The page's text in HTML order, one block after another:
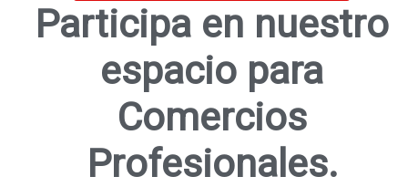
Participa en nuestro
espacio para
Comercios
Profesionales.